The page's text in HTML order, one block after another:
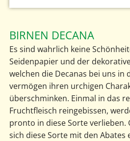
BIRNEN DECANA
Es sind wahrlich keine
Seidenpapier und der
welchen die Decanas bei uns in
vermögen ihren urchigen
überschminken. Einmal in das
Fruchtfleisch reingebissen,
pronto in diese Sorte verlieben.
sich diese Sorte mit den Abates